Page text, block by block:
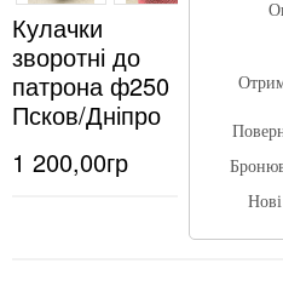
Кулачки
зворотні до
патрона ф250
Псков/Дніпро
1 200,00гр